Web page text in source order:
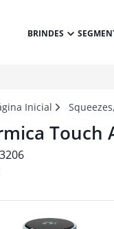
BRINDES
Inicial
Touch